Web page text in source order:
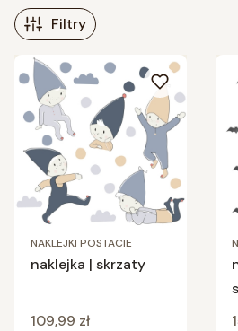
Filtry
Lista produktów
NAKLEJKI POSTACIE
naklejka | skrzaty
Cena
109,99 zł